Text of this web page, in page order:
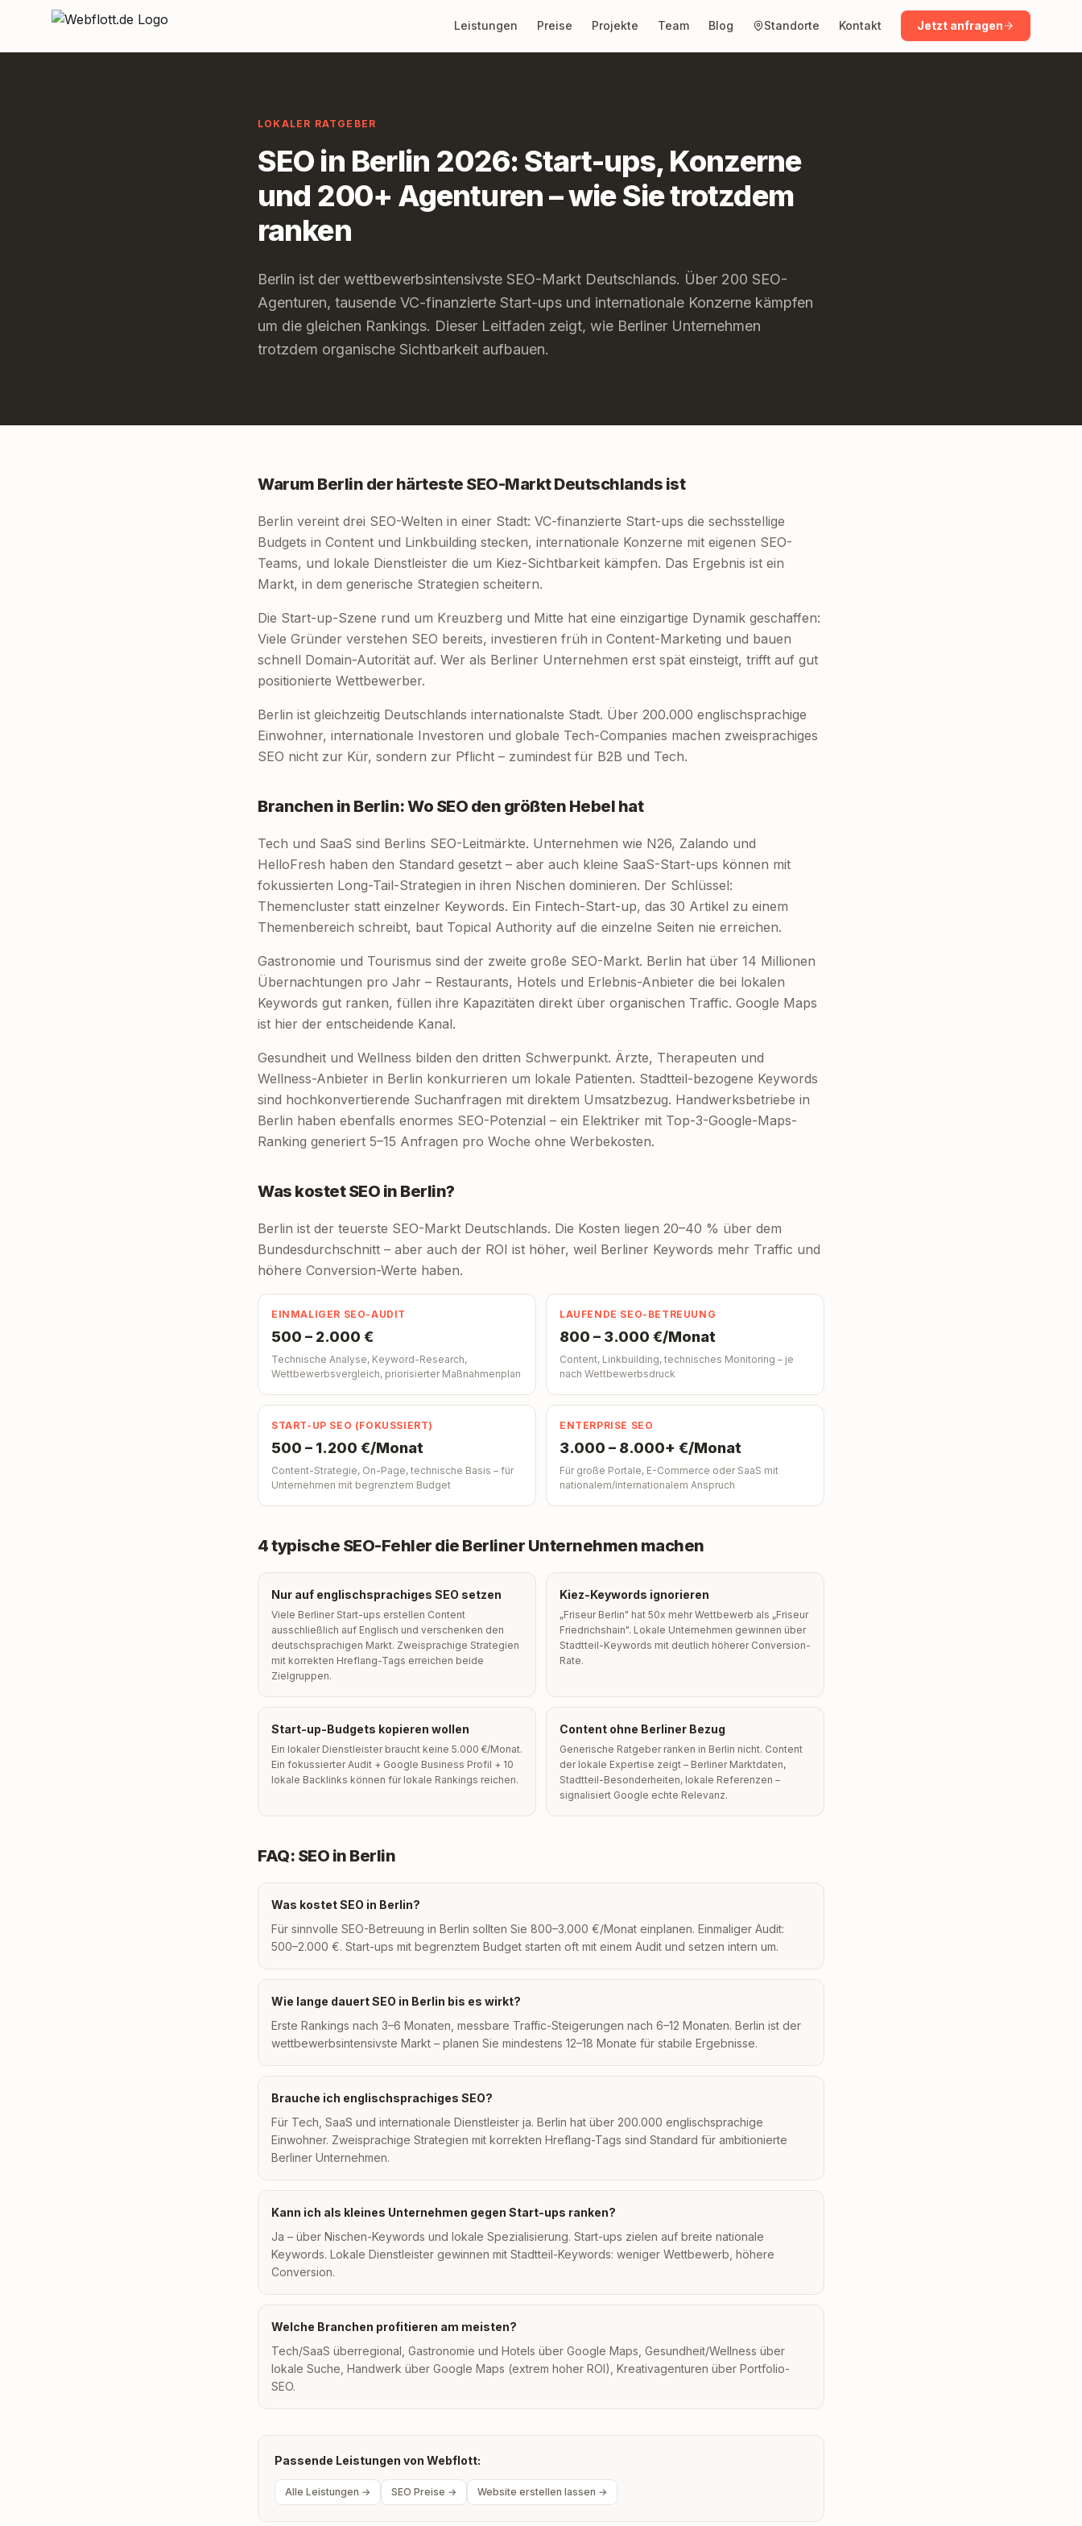
Zum Inhalt springen
Leistungen Preise Projekte Team Blog Standorte Kontakt Jetzt anfragen
LOKALER RATGEBER
SEO in Berlin 2026: Start-ups, Konzerne
und 200+ Agenturen – wie Sie trotzdem
ranken
Berlin ist der wettbewerbsintensivste SEO-Markt Deutschlands. Über 200 SEO-
Agenturen, tausende VC-finanzierte Start-ups und internationale Konzerne kämpfen
um die gleichen Rankings. Dieser Leitfaden zeigt, wie Berliner Unternehmen
trotzdem organische Sichtbarkeit aufbauen.
Warum Berlin der härteste SEO-Markt Deutschlands ist
Berlin vereint drei SEO-Welten in einer Stadt: VC-finanzierte Start-ups die sechsstellige
Budgets in Content und Linkbuilding stecken, internationale Konzerne mit eigenen SEO-
Teams, und lokale Dienstleister die um Kiez-Sichtbarkeit kämpfen. Das Ergebnis ist ein
Markt, in dem generische Strategien scheitern.
Die Start-up-Szene rund um Kreuzberg und Mitte hat eine einzigartige Dynamik geschaffen:
Viele Gründer verstehen SEO bereits, investieren früh in Content-Marketing und bauen
schnell Domain-Autorität auf. Wer als Berliner Unternehmen erst spät einsteigt, trifft auf gut
positionierte Wettbewerber.
Berlin ist gleichzeitig Deutschlands internationalste Stadt. Über 200.000 englischsprachige
Einwohner, internationale Investoren und globale Tech-Companies machen zweisprachiges
SEO nicht zur Kür, sondern zur Pflicht – zumindest für B2B und Tech.
Branchen in Berlin: Wo SEO den größten Hebel hat
Tech und SaaS sind Berlins SEO-Leitmärkte. Unternehmen wie N26, Zalando und
HelloFresh haben den Standard gesetzt – aber auch kleine SaaS-Start-ups können mit
fokussierten Long-Tail-Strategien in ihren Nischen dominieren. Der Schlüssel:
Themencluster statt einzelner Keywords. Ein Fintech-Start-up, das 30 Artikel zu einem
Themenbereich schreibt, baut Topical Authority auf die einzelne Seiten nie erreichen.
Gastronomie und Tourismus sind der zweite große SEO-Markt. Berlin hat über 14 Millionen
Übernachtungen pro Jahr – Restaurants, Hotels und Erlebnis-Anbieter die bei lokalen
Keywords gut ranken, füllen ihre Kapazitäten direkt über organischen Traffic. Google Maps
ist hier der entscheidende Kanal.
Gesundheit und Wellness bilden den dritten Schwerpunkt. Ärzte, Therapeuten und
Wellness-Anbieter in Berlin konkurrieren um lokale Patienten. Stadtteil-bezogene Keywords
sind hochkonvertierende Suchanfragen mit direktem Umsatzbezug. Handwerksbetriebe in
Berlin haben ebenfalls enormes SEO-Potenzial – ein Elektriker mit Top-3-Google-Maps-
Ranking generiert 5–15 Anfragen pro Woche ohne Werbekosten.
Was kostet SEO in Berlin?
Berlin ist der teuerste SEO-Markt Deutschlands. Die Kosten liegen 20–40 % über dem
Bundesdurchschnitt – aber auch der ROI ist höher, weil Berliner Keywords mehr Traffic und
höhere Conversion-Werte haben.
EINMALIGER SEO-AUDIT
500 – 2.000 €
Technische Analyse, Keyword-Research,
Wettbewerbsvergleich, priorisierter Maßnahmenplan
LAUFENDE SEO-BETREUUNG
800 – 3.000 €/Monat
Content, Linkbuilding, technisches Monitoring – je
nach Wettbewerbsdruck
START-UP SEO (FOKUSSIERT)
500 – 1.200 €/Monat
Content-Strategie, On-Page, technische Basis – für
Unternehmen mit begrenztem Budget
ENTERPRISE SEO
3.000 – 8.000+ €/Monat
Für große Portale, E-Commerce oder SaaS mit
nationalem/internationalem Anspruch
4 typische SEO-Fehler die Berliner Unternehmen machen
Nur auf englischsprachiges SEO setzen
Viele Berliner Start-ups erstellen Content
ausschließlich auf Englisch und verschenken den
deutschsprachigen Markt. Zweisprachige Strategien
mit korrekten Hreflang-Tags erreichen beide
Zielgruppen.
Kiez-Keywords ignorieren
„Friseur Berlin" hat 50x mehr Wettbewerb als „Friseur
Friedrichshain". Lokale Unternehmen gewinnen über
Stadtteil-Keywords mit deutlich höherer Conversion-
Rate.
Start-up-Budgets kopieren wollen
Ein lokaler Dienstleister braucht keine 5.000 €/Monat.
Ein fokussierter Audit + Google Business Profil + 10
lokale Backlinks können für lokale Rankings reichen.
Content ohne Berliner Bezug
Generische Ratgeber ranken in Berlin nicht. Content
der lokale Expertise zeigt – Berliner Marktdaten,
Stadtteil-Besonderheiten, lokale Referenzen –
signalisiert Google echte Relevanz.
FAQ: SEO in Berlin
Was kostet SEO in Berlin?
Für sinnvolle SEO-Betreuung in Berlin sollten Sie 800–3.000 €/Monat einplanen. Einmaliger Audit:
500–2.000 €. Start-ups mit begrenztem Budget starten oft mit einem Audit und setzen intern um.
Wie lange dauert SEO in Berlin bis es wirkt?
Erste Rankings nach 3–6 Monaten, messbare Traffic-Steigerungen nach 6–12 Monaten. Berlin ist der
wettbewerbsintensivste Markt – planen Sie mindestens 12–18 Monate für stabile Ergebnisse.
Brauche ich englischsprachiges SEO?
Für Tech, SaaS und internationale Dienstleister ja. Berlin hat über 200.000 englischsprachige
Einwohner. Zweisprachige Strategien mit korrekten Hreflang-Tags sind Standard für ambitionierte
Berliner Unternehmen.
Kann ich als kleines Unternehmen gegen Start-ups ranken?
Ja – über Nischen-Keywords und lokale Spezialisierung. Start-ups zielen auf breite nationale
Keywords. Lokale Dienstleister gewinnen mit Stadtteil-Keywords: weniger Wettbewerb, höhere
Conversion.
Welche Branchen profitieren am meisten?
Tech/SaaS überregional, Gastronomie und Hotels über Google Maps, Gesundheit/Wellness über
lokale Suche, Handwerk über Google Maps (extrem hoher ROI), Kreativagenturen über Portfolio-
SEO.
Passende Leistungen von Webflott:
Alle Leistungen → SEO Preise → Website erstellen lassen →